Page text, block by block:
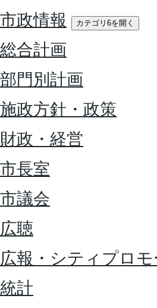
市政情報
カテゴリ6を開く
総合計画
部門別計画
施政方針・政策
財政・経営
市長室
市議会
広聴
広報・シティプロ
統計